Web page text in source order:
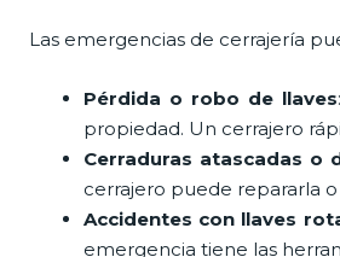
Las emergencias de cerrajería
Pérdida o robo de llaves
propiedad. Un cerrajero
Cerraduras atascadas o
cerrajero puede repararla
Accidentes con llaves
emergencia tiene las